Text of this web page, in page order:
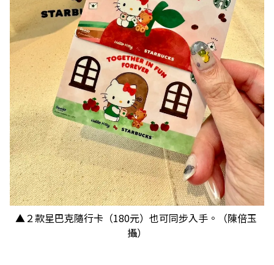
▲２款星巴克隨行卡（180元）也可同步入手。（陳倍玉
攝）